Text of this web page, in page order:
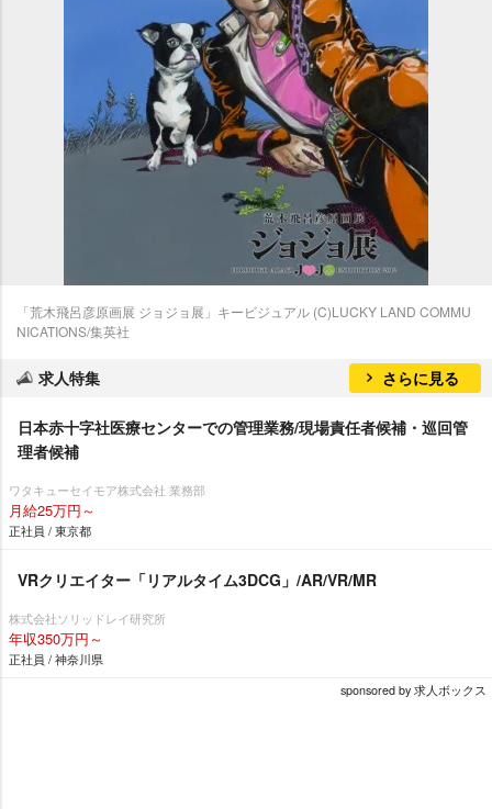
「荒木飛呂彦原画展 ジョジョ展」キービジュアル (C)LUCKY LAND COMMU
NICATIONS/集英社
求人特集 さらに見る
日本赤十字社医療センターでの管理業務/現場責任者候補・巡回管
理者候補
ワタキューセイモア株式会社 業務部
月給25万円～
正社員 / 東京都
VRクリエイター「リアルタイム3DCG」/AR/VR/MR
株式会社ソリッドレイ研究所
年収350万円～
正社員 / 神奈川県
sponsored by 求人ボックス